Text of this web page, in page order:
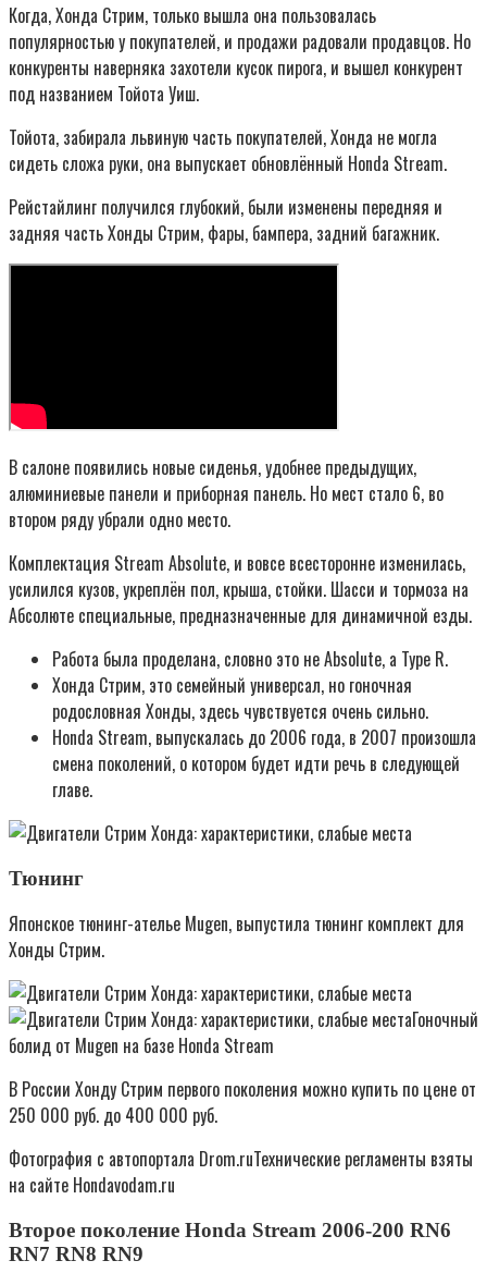
Когда, Хонда Стрим, только вышла она пользовалась
популярностью у покупателей, и продажи радовали продавцов. Но
конкуренты наверняка захотели кусок пирога, и вышел конкурент
под названием Тойота Уиш.
Тойота, забирала львиную часть покупателей, Хонда не могла
сидеть сложа руки, она выпускает обновлённый Honda Stream.
Рейстайлинг получился глубокий, были изменены передняя и
задняя часть Хонды Стрим, фары, бампера, задний багажник.
В салоне появились новые сиденья, удобнее предыдущих,
алюминиевые панели и приборная панель. Но мест стало 6, во
втором ряду убрали одно место.
Комплектация Stream Absolute, и вовсе всесторонне изменилась,
усилился кузов, укреплён пол, крыша, стойки. Шасси и тормоза на
Абсолюте специальные, предназначенные для динамичной езды.
Работа была проделана, словно это не Absolute, a Type R.
Хонда Стрим, это семейный универсал, но гоночная
родословная Хонды, здесь чувствуется очень сильно.
Honda Stream, выпускалась до 2006 года, в 2007 произошла
смена поколений, о котором будет идти речь в следующей
главе.
Тюнинг
Японское тюнинг-ателье Mugen, выпустила тюнинг комплект для
Хонды Стрим.
Гоночный
болид от Mugen на базе Honda Stream
В России Хонду Стрим первого поколения можно купить по цене от
250 000 руб. до 400 000 руб.
Фотография с автопортала Drom.ruТехнические регламенты взяты
на сайте Hondavodam.ru
Второе поколение Honda Stream 2006-200 RN6
RN7 RN8 RN9